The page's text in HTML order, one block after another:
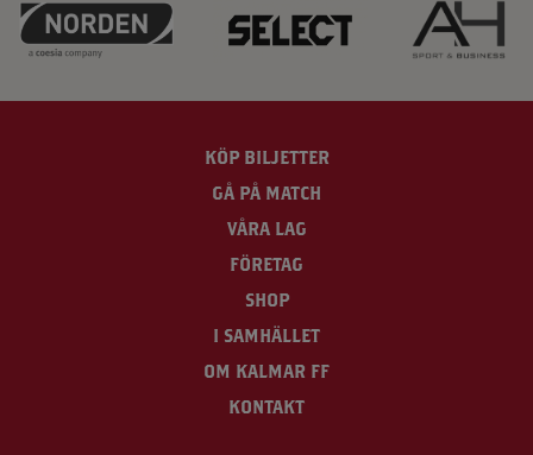
KÖP BILJETTER
GÅ PÅ MATCH
VÅRA LAG
FÖRETAG
SHOP
I SAMHÄLLET
OM KALMAR FF
KONTAKT